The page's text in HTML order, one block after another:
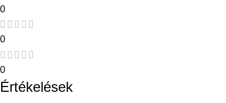
0
0
0
Értékelések